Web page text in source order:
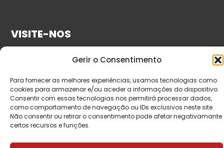
Gerir o Consentimento
Para fornecer as melhores experiências, usamos tecnologias como
cookies para armazenar e/ou aceder a informações do dispositivo.
Consentir com essas tecnologias nos permitirá processar dados,
como comportamento de navegação ou IDs exclusivos neste site.
Não consentir ou retirar o consentimento pode afetar negativamante
certos recursos e funções.
VISITE-NOS